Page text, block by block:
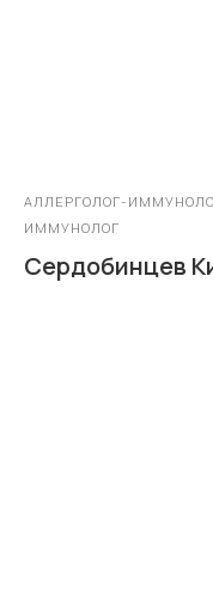
АЛЛЕРГОЛОГ-
ИММУНОЛОГ
Сердобинцев